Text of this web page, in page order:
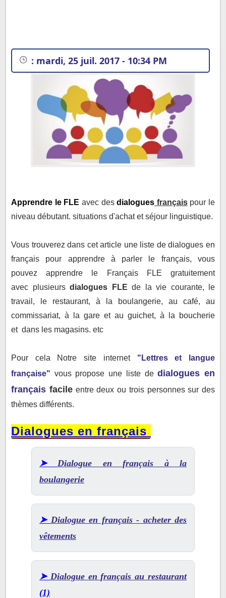
: mardi, 25 juil. 2017 - 10:34 PM
Apprendre le FLE avec desdialogues françaispour le
niveau débutant. situations d'achat et séjour linguistique.
Vous trouverez dans cet article une liste de dialogues en
français pour apprendre à parler le français, vous
pouvezapprendre le FrançaisFLE gratuitement
avec plusieurs dialogues FLE de la vie courante, le
travail, le restaurant, à la boulangerie, au café, au
commissariat, à la gare et au guichet, à la boucherie
et dans les magasins. etc
Pour cela Notre site internet "Lettres et langue
française" vous propose une liste dedialogues en
français facileentre deux ou trois personnes sur des
thèmes différents.
Dialogues en français
➤ Dialogue en français à la
boulangerie
➤ Dialogue en français - acheter des
vêtements
➤ Dialogue en français au restaurant
(1)